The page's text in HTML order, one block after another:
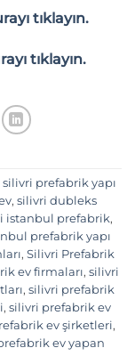
tıklayın.
tıklayın.
prefabrik yapı
, silivri dubleks
istanbul prefabrik,
prefabrik yapı
, Silivri Prefabrik
ev firmaları, silivri
, silivri prefabrik
, silivri prefabrik ev
ev şirketleri,
ev yapan